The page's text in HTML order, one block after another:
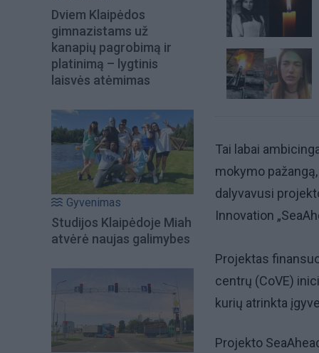
Dviem Klaipėdos
gimnazistams už
kanapių pagrobimą ir
platinimą – lygtinis
laisvės atėmimas
Gyvenimas
Studijos Klaipėdoje Miah
atvėrė naujas galimybes
Tai labai
mokymo
dalyvavusi
Innovation
Projektas
centrų (CoVE)
kurių atrinkta
Projekto